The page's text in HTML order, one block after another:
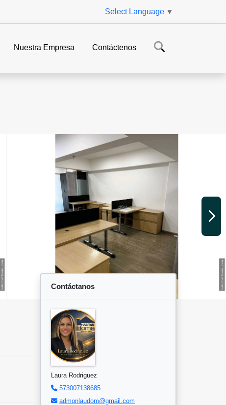
Select Language ▼
Nuestra Empresa Contáctenos
Contáctanos
Laura Rodriguez
573007138685
admonlaudom@gmail.com